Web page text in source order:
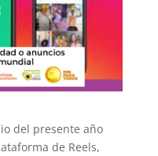
del presente año
de Reels,